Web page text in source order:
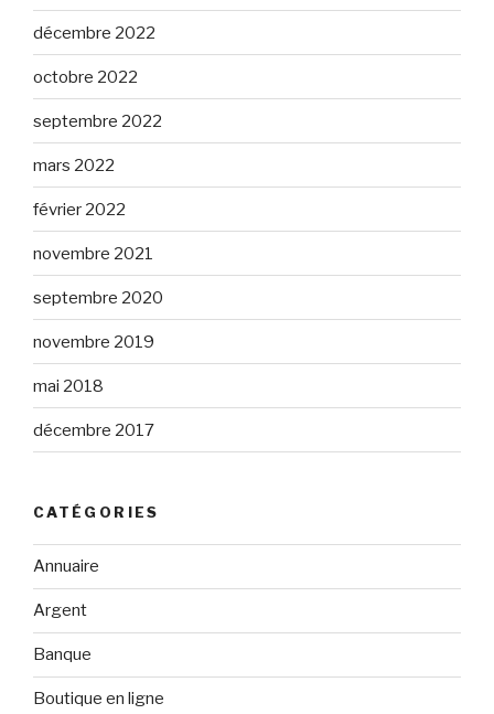
décembre 2022
octobre 2022
septembre 2022
mars 2022
février 2022
novembre 2021
septembre 2020
novembre 2019
mai 2018
décembre 2017
CATÉGORIES
Annuaire
Argent
Banque
Boutique en ligne